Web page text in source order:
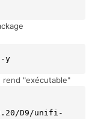
y
"exécutable"
D9/unifi-